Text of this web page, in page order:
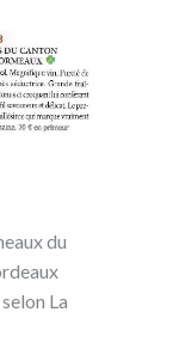
du
La